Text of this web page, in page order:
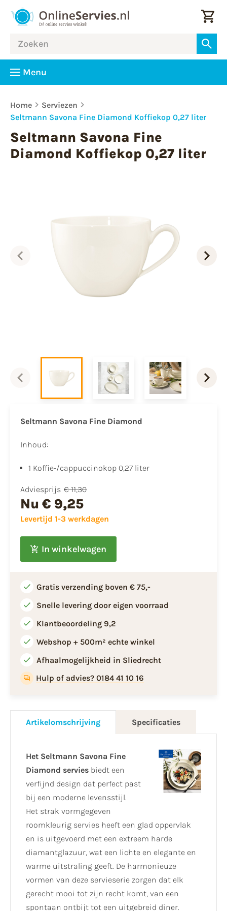
Menu
Home
Serviezen
Seltmann Savona Fine Diamond Koffiekop 0,27 liter
Seltmann Savona Fine
Diamond Koffiekop 0,27 liter
Seltmann Savona Fine Diamond
Inhoud:
​1 Koffie-/cappuccinokop 0,27 liter
Adviesprijs € 11,30
Nu € 9,25
Levertijd 1-3 werkdagen
In winkelwagen
Gratis verzending boven € 75,-
Snelle levering door eigen voorraad
Klantbeoordeling 9,2
Webshop + 500m² echte winkel
Afhaalmogelijkheid in Sliedrecht
Hulp of advies? 0184 41 10 16
Artikelomschrijving Specificaties
Het Seltmann Savona Fine
Diamond servies biedt een
verfijnd design dat perfect past
bij een moderne levensstijl.
Het strak vormgegeven
roomkleurig servies heeft een glad oppervlak
en is uitgevoerd met een extreem harde
diamantglazuur, wat een lichte en elegante en
warme uitstraling geeft. De harmonieuze
vormen van deze servieserie zorgen dat elk
gerecht mooi tot zijn recht komt, van een
spontaan ontbijt tot een uitgebreid diner.